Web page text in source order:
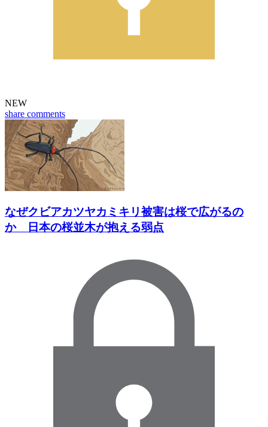
NEW
share comments
なぜクビアカツヤカミキリ被害は桜で広がるの
か 日本の桜並木が抱える弱点